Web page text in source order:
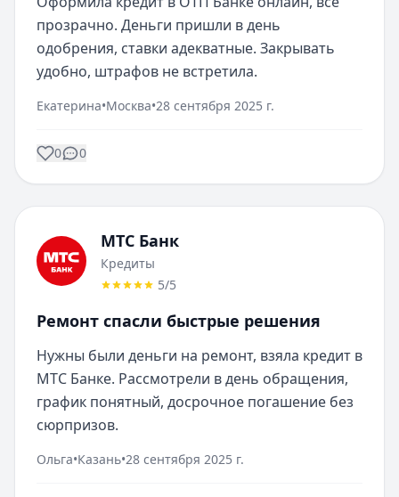
прозрачно. Деньги пришли в день
одобрения, ставки адекватные. Закрывать
удобно, штрафов не встретила.
Екатерина•Москва•28 сентября 2025 г.
0 0
МТС Банк
Кредиты
5/5
Ремонт спасли быстрые решения
Нужны были деньги на ремонт, взяла кредит в
МТС Банке. Рассмотрели в день обращения,
график понятный, досрочное погашение без
сюрпризов.
Ольга•Казань•28 сентября 2025 г.